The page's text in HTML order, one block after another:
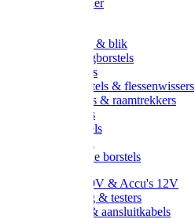
Schuurpapier
Handveger & blik
Voetenveegborstels
Handvegers
Afwasborstels & flessenwissers
Wasborstels & raamtrekkers
Tonborstels
Werkborstels
Hygienische borstels
Batterijen 9V & Accu's 12V
Beveiliging & testers
Kabelsets & aansluitkabels